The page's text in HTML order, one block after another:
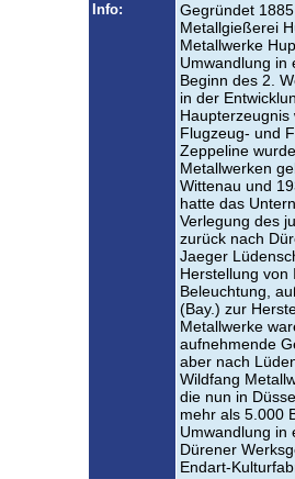
Info:
Gegründet
Metallgießerei
Metallwerke
Umwandlung in
Beginn des 2.
in der
Flugzeug- und
Zeppeline
Metallwerken
Wittenau und
hatte das
Verlegung des
zurück nach
Jaeger
Herstellung von
Beleuchtung,
(Bay.) zur
Metallwerke
aufnehmende
aber nach
Wildfang
die nun in
mehr als 5.000
Umwandlung in
Dürener
Endart-